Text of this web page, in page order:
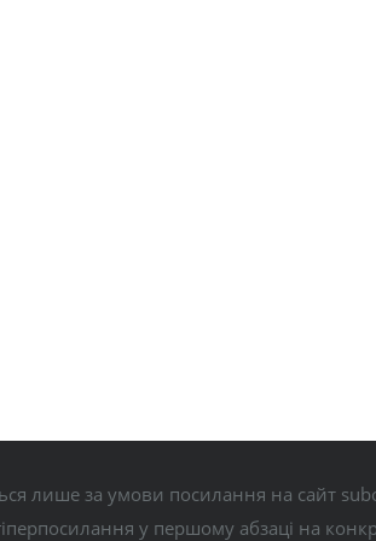
лише за умови посилання на сайт
у першому абзаці на